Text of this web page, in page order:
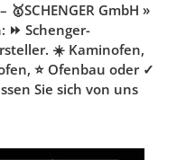
GmbH »
⏩ Schenger-
☀️ Kaminofen,
⭐ Ofenbau oder ✓
Sie sich von uns